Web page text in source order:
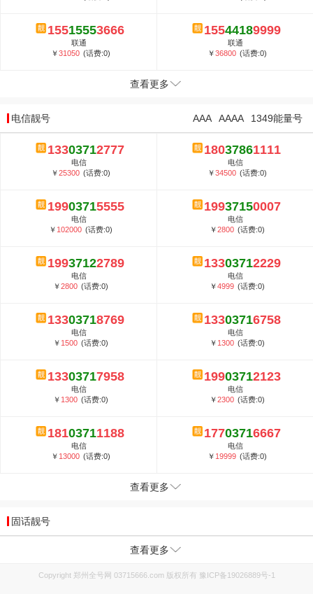
15515553666
联通
￥31050 (话费:0)
15544189999
联通
￥36800 (话费:0)
查看更多
电信靓号 1349能量号
AAAA
AAA
13303712777
电信
￥25300 (话费:0)
18037861111
电信
￥34500 (话费:0)
19903715555
电信
￥ 102000 (话费:0)
19937150007
电信
￥2800 (话费:0)
19937122789
电信
￥2800 (话费:0)
13303712229
电信
￥4999 (话费:0)
13303718769
电信
￥ 1500 (话费:0)
13303716758
电信
￥ 1300 (话费:0)
13303717958
电信
￥ 1300 (话费:0)
19903712123
电信
￥2300 (话费:0)
18103711188
电信
￥ 13000 (话费:0)
17703716667
电信
￥ 19999 (话费:0)
查看更多
固话靓号
查看更多
Copyright 郑州全号网 03715666.com 版权所有 豫ICP备19026889号-1